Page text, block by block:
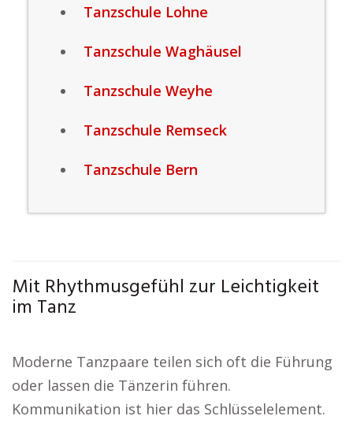
Tanzschule Lohne
Tanzschule Waghäusel
Tanzschule Weyhe
Tanzschule Remseck
Tanzschule Bern
Mit Rhythmusgefühl zur Leichtigkeit
im Tanz
Moderne Tanzpaare teilen sich oft die Führung
oder lassen die Tänzerin führen.
Kommunikation ist hier das Schlüsselelement.